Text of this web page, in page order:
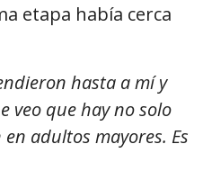
etapa había cerca
hasta a mí y
veo que hay no solo
adultos mayores. Es